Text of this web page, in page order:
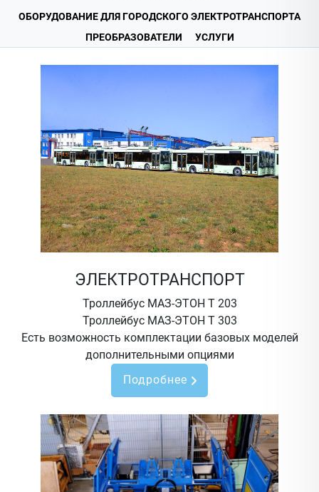
ОБОРУДОВАНИЕ ДЛЯ ГОРОДСКОГО ЭЛЕКТРОТРАНСПОРТА
ПРЕОБРАЗОВАТЕЛИ
УСЛУГИ
ЭЛЕКТРОТРАНСПОРТ
Троллейбус МАЗ-ЭТОН Т 203
Троллейбус МАЗ-ЭТОН Т 303
Есть возможность комплектации базовых моделей
дополнительными опциями
Подробнее